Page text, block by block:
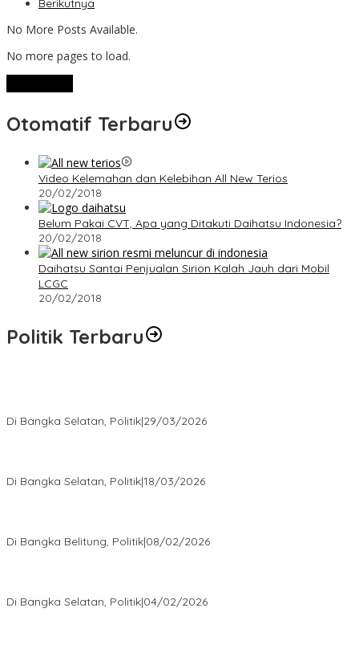
Berikutnya
No More Posts Available.
No more pages to load.
Otomatif Terbaru
Video Kelemahan dan Kelebihan All New Terios
20/02/2018
Belum Pakai CVT, Apa yang Ditakuti Daihatsu Indonesia?
20/02/2018
Daihatsu Santai Penjualan Sirion Kalah Jauh dari Mobil
LCGC
20/02/2018
Politik Terbaru
Di Bangka Selatan, Politik|29/03/2026
Di Bangka Selatan, Politik|18/03/2026
Di Bangka Belitung, Politik|08/02/2026
Di Bangka Selatan, Politik|04/02/2026